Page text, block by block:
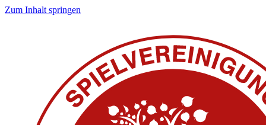
Zum Inhalt springen